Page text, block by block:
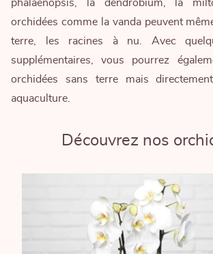
phalaenopsis, la dendrobium, la
orchidées comme la vanda peuvent
terre, les racines à nu. Avec
supplémentaires, vous pourrez
orchidées sans terre mais
aquaculture.
Découvrez nos